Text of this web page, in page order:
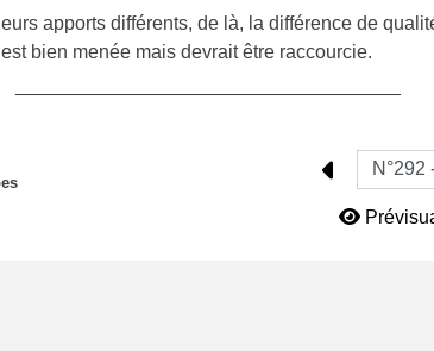
apports différents, de là, la différence de
bien menée mais devrait être raccourcie.